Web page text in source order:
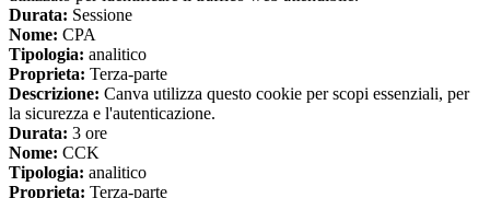
Durata: Sessione
Nome: CPA
Tipologia: analitico
Proprieta: Terza-parte
Descrizione: Canva utilizza questo cookie per scopi essenziali, per
la sicurezza e l'autenticazione.
Durata: 3 ore
Nome: CCK
Tipologia: analitico
Proprieta: Terza-parte